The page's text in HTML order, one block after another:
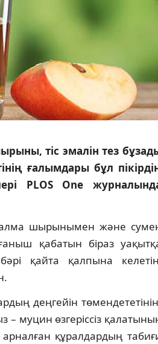
тіс эмалін тез
ғалымдары бұл
PLOS One
алма шырынымен және
қабатын біраз
қайта қалпына
деңгейін
– муцин өзгеріссіз
құралдардың